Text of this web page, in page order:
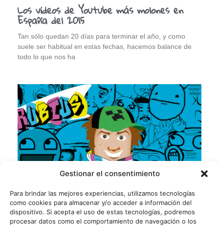
Gestionar el consentimiento
Para brindar las mejores experiencias, utilizamos tecnologías
como cookies para almacenar y/o acceder a información del
dispositivo. Si acepta el uso de estas tecnologías, podremos
procesar datos como el comportamiento de navegación o los
Los vídeos de Youtube más molones en
España del 2015
Tan sólo quedan 20 días para terminar el año, y como
suele ser habitual en estas fechas, hacemos balance de
todo lo que nos ha